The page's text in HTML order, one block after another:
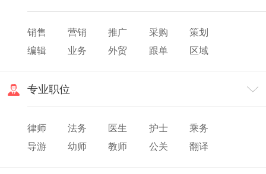
销售 营销 推广 采购
策划
编辑
业务 外贸 跟单
区域
专业职位
律师 法务 医生 护士
乘务
导游
幼师 教师 公关
翻译